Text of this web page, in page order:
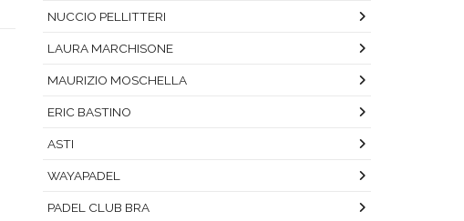
NUCCIO PELLITTERI
LAURA MARCHISONE
MAURIZIO MOSCHELLA
ERIC BASTINO
ASTI
WAYAPADEL
PADEL CLUB BRA